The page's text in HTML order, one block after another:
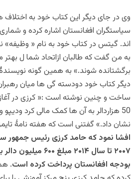
وی در جای دیگر این کتاب خود به اختلاف
سیاستگران افغانستان اشاره کرده و
اند. گیتس در کتاب خود به نام «
به من گفت که طالبان ازاتحاد شما ل بهتر
برگشتانده شوند.» به همین گونه
دیگر کتاب خود دودسته گی ها میان رهبران
ساخت و چنین نوشته است :« کرزی در آغاز
50 هزاردالر به آن ها کمک مالی کرد
نشان داد.» گفتنی است که هفته نامۀ
افشا نمود که حامد کرزی رئیس جمهور
۲۰۰۷ تا سال ۲۰۱۴ مبلغ
بودجه افغانستان پرداخت کرده است.